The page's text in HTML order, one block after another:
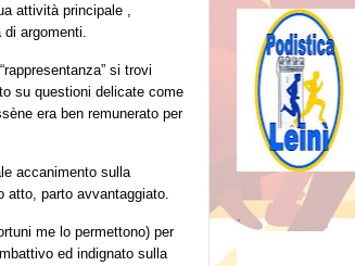
attività principale ,
argomenti.
si trovi
su questioni delicate come
era ben remunerato per
accanimento sulla
atto, parto avvantaggiato.
me lo permettono) per
ed indignato sulla
.